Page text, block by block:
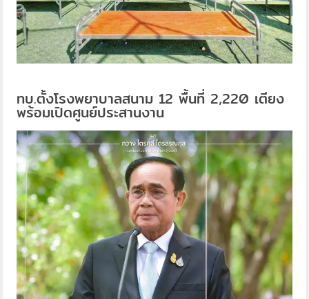
ทบ.ตั้งโรงพยาบาลสนาม 12 พื้นที่ 2,220 เตียง
พร้อมเปิดศูนย์ประสานงาน